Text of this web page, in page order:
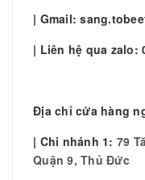
| Gmail:
| Liên hệ qua zalo:
Địa chỉ cửa hàng
| Chi nhánh 1: 79
Quận 9, Thủ Đức